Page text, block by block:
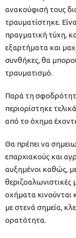
ανακούφισή τους
τραυματίστηκε.
πραγματική τύχη,
εξαρτήματα και
συνθήκες, θα
τραυματισμό.
Παρά τη
περιορίστηκε
από το όχημα
Θα πρέπει να
επαρχιακούς και
αυξημένοι καθώς,
θεριζοαλωνιστικές
οχήματα κινούνται
με στενά σημεία,
ορατότητα.